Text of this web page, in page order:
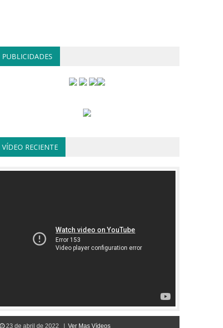
PUBLICIDADES
VÍDEO RECIENTE
23 de abril de 2022 | Ver Mas Vídeos